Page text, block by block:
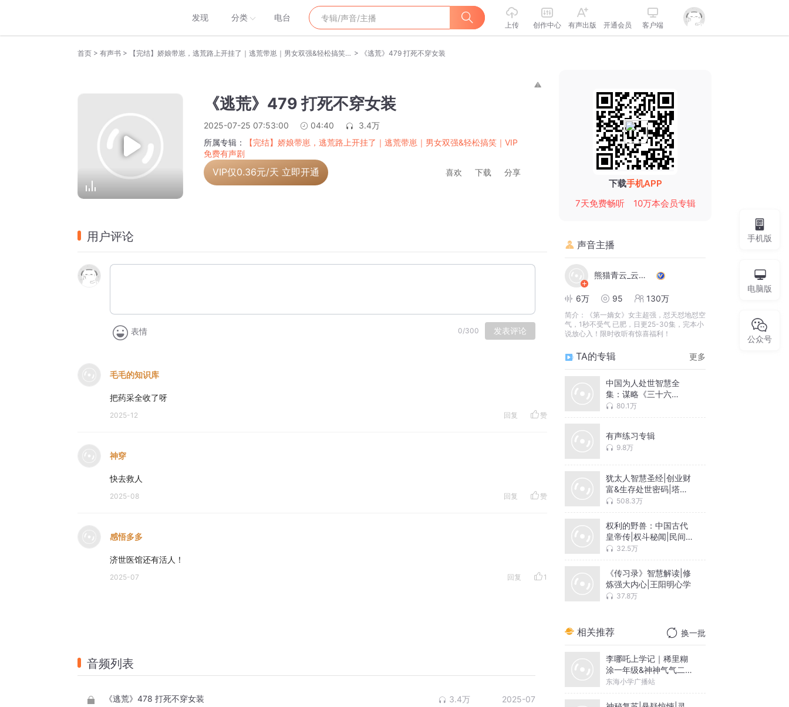
发现 分类 电台
上传 创作中心 有声出版 开通会员 客户端
首页 > 有声书 > 【完结】娇娘带崽，逃荒路上开挂了｜逃荒带崽｜男女双强&轻松搞笑｜VIP免费有声剧 > 《逃荒》479 打死不穿女装
《逃荒》479 打死不穿女装
2025-07-25 07:53:00 04:40
3.4万
所属专辑：
【完结】娇娘带崽，逃荒路上开挂了｜逃荒带崽｜男女双强&轻松搞笑｜VIP
免费有声剧
VIP仅0.36元/天 立即开通 喜欢 下载 分享
用户评论
表情 0/300 发表评论
毛毛的知识库
把药采全收了呀
2025-12 回复 赞
神穿
快去救人
2025-08 回复 赞
感悟多多
济世医馆还有活人！
2025-07 回复 1
音频列表
《逃荒》478 打死不穿女装 3.4万 2025-07
下载手机APP
7天免费畅听
10万本会员专辑
声音主播
熊猫青云_云之声
6万 95 130万
简介：
《第一嫡女》女主超强，怼天怼地怼空
气，1秒不受气 已肥，日更25-30集，完本小
说放心入！限时收听有惊喜福利！
TA的专辑 更多
中国为人处世智慧全
集：谋略《三十六
计》，处事《菜根谭》
80.1万
有声练习专辑
9.8万
犹太人智慧圣经|创业财
富&生存处世密码|塔木
德 羊皮卷
508.3万
权利的野兽：中国古代
皇帝传|权斗秘闻|民间传
说 32.5万
《传习录》智慧解读|修
炼强大内心|王阳明心学
37.8万
相关推荐 换一批
李哪吒上学记｜稀里糊
涂一年级&神神气气二年
级
东海小学广播站
手机版
电脑版
公众号